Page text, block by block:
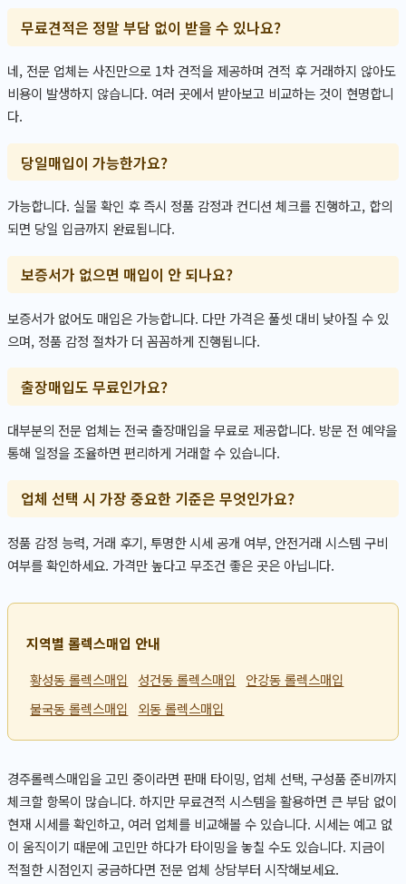
무료견적은 정말 부담 없이 받을 수 있나요?
네, 전문 업체는 사진만으로 1차 견적을 제공하며 견적 후 거래하지 않아도
비용이 발생하지 않습니다. 여러 곳에서 받아보고 비교하는 것이 현명합니
다.
당일매입이 가능한가요?
가능합니다. 실물 확인 후 즉시 정품 감정과 컨디션 체크를 진행하고, 합의
되면 당일 입금까지 완료됩니다.
보증서가 없으면 매입이 안 되나요?
보증서가 없어도 매입은 가능합니다. 다만 가격은 풀셋 대비 낮아질 수 있
으며, 정품 감정 절차가 더 꼼꼼하게 진행됩니다.
출장매입도 무료인가요?
대부분의 전문 업체는 전국 출장매입을 무료로 제공합니다. 방문 전 예약을
통해 일정을 조율하면 편리하게 거래할 수 있습니다.
업체 선택 시 가장 중요한 기준은 무엇인가요?
정품 감정 능력, 거래 후기, 투명한 시세 공개 여부, 안전거래 시스템 구비
여부를 확인하세요. 가격만 높다고 무조건 좋은 곳은 아닙니다.
지역별 롤렉스매입 안내
황성동 롤렉스매입
성건동 롤렉스매입
안강동 롤렉스매입
불국동 롤렉스매입
외동 롤렉스매입
경주롤렉스매입을 고민 중이라면 판매 타이밍, 업체 선택, 구성품 준비까지
체크할 항목이 많습니다. 하지만 무료견적 시스템을 활용하면 큰 부담 없이
현재 시세를 확인하고, 여러 업체를 비교해볼 수 있습니다. 시세는 예고 없
이 움직이기 때문에 고민만 하다가 타이밍을 놓칠 수도 있습니다. 지금이
적절한 시점인지 궁금하다면 전문 업체 상담부터 시작해보세요.